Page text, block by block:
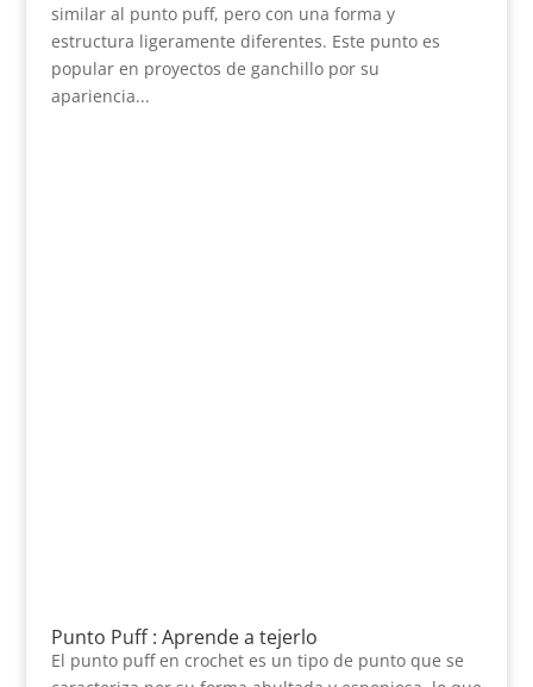
similar al punto puff, pero con una forma y
estructura ligeramente diferentes. Este punto es
popular en proyectos de ganchillo por su
apariencia...
Punto Puff : Aprende a tejerlo
El punto puff en crochet es un tipo de punto que se